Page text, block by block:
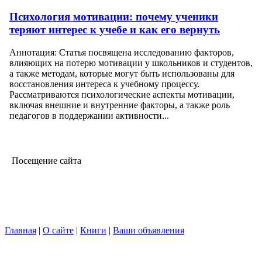
Психология мотивации: почему ученики
теряют интерес к учебе и как его вернуть
Аннотация: Статья посвящена исследованию факторов,
влияющих на потерю мотивации у школьников и студентов,
а также методам, которые могут быть использованы для
восстановления интереса к учебному процессу.
Рассматриваются психологические аспекты мотивации,
включая внешние и внутренние факторы, а также роль
педагогов в поддержании активности...
Посещение сайта
Главная | О сайте | Книги | Ваши объявления